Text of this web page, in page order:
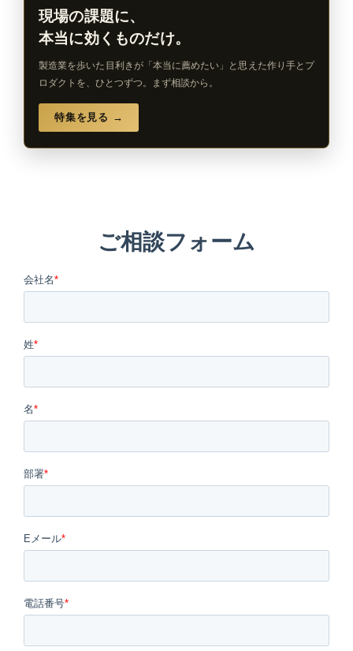
現場の課題に、
本当に効くものだけ。
製造業を歩いた目利きが「本当に薦めたい」と思えた作り手とプ
ロダクトを、ひとつずつ。まず相談から。
特集を見る →